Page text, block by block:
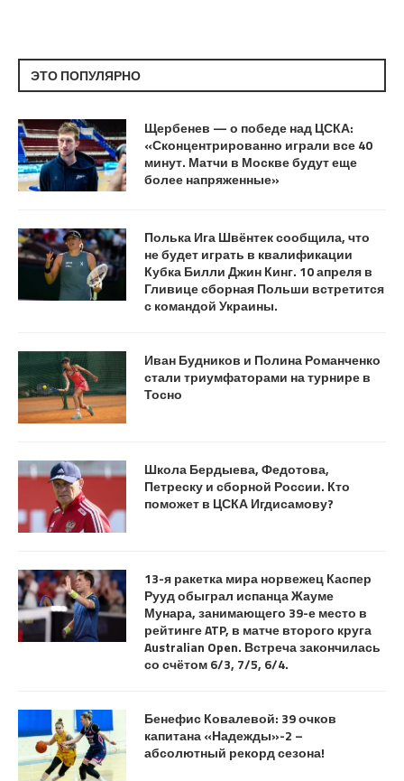
ЭТО ПОПУЛЯРНО
Щербенев — о победе над ЦСКА:
«Сконцентрированно играли все 40
минут. Матчи в Москве будут еще
более напряженные»
Полька Ига Швёнтек сообщила, что
не будет играть в квалификации
Кубка Билли Джин Кинг. 10 апреля в
Гливице сборная Польши встретится
с командой Украины.
Иван Будников и Полина Романченко
стали триумфаторами на турнире в
Тосно
Школа Бердыева, Федотова,
Петреску и сборной России. Кто
поможет в ЦСКА Игдисамову?
13-я ракетка мира норвежец Каспер
Рууд обыграл испанца Жауме
Мунара, занимающего 39-е место в
рейтинге ATP, в матче второго круга
Australian Open. Встреча закончилась
со счётом 6/3, 7/5, 6/4.
Бенефис Ковалевой: 39 очков
капитана «Надежды»-2 –
абсолютный рекорд сезона!